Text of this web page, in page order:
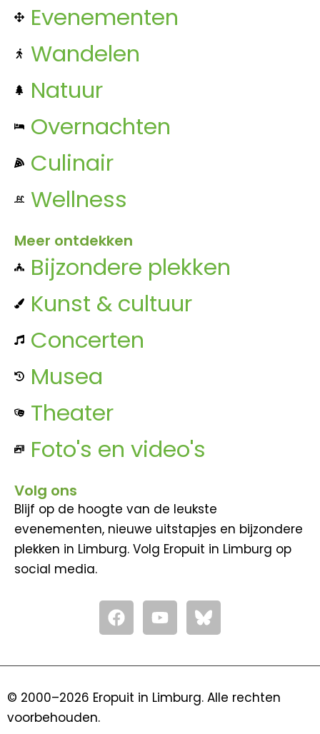
Evenementen
Wandelen
Natuur
Overnachten
Culinair
Wellness
Meer ontdekken
Bijzondere plekken
Kunst & cultuur
Concerten
Musea
Theater
Foto's en video's
Volg ons
Blijf op de hoogte van de leukste
evenementen, nieuwe uitstapjes en bijzondere
plekken in Limburg. Volg Eropuit in Limburg op
social media.
F
a
c
o
Y
o
u
b
© 2000–2026 Eropuit in Limburg. Alle rechten
voorbehouden.